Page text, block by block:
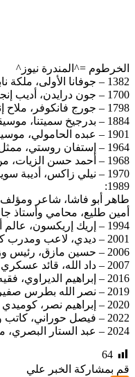
الخرطوم =^المندرة نيوز^
1382 – جوفانا الأولى، ملكة نابولي.
1700 – جون درايدن، أديب إنجليزي.
1798 – جورج فانكوفر، ملاح إنجليزي.
1884 – بدرجيخ سميتنا، موسيقي تشيكي.
1901 – عبده الحامولي، موسيقي مصري.
1964 – إستفان روستي، ممثل مصري.
1968 – أحمد حسن الزيات، من رجال النهضة الأدبية في مصر.
1970 – نيلي زاكس، أديبة سويدية حاصلة على جائزة نوبل في الأدب عام 1966.
1989:
طاهر أبو فاشا، شاعر
أمين طليع، محامي وأستاذ
1994 – إريك إريكسون، عالم ألماني في علم النفس.
2001 – ديدي، لاعب ومدرب كرة قدم برازيلي.
2006 – حسين مازق، رئيس وزراء ليبيا.
2007 – داد الله، قائد عسكري في حركة طالبان.
2016 – إبراهيم الديراوي، فقيه شيعي وشاعر عربي إيراني.
2019 – نصر الله بطرس صفير، البطريرك الماروني السادس والسبعون.
2020 – إبراهيم نصر، كوميدي مصري.
2022 – فيصل حوراني، كاتب وصحافي فلسطيني.
2024 – عبد الستار البصري، ممثل عراقي.
64
قم بمشاركة الخبر علي